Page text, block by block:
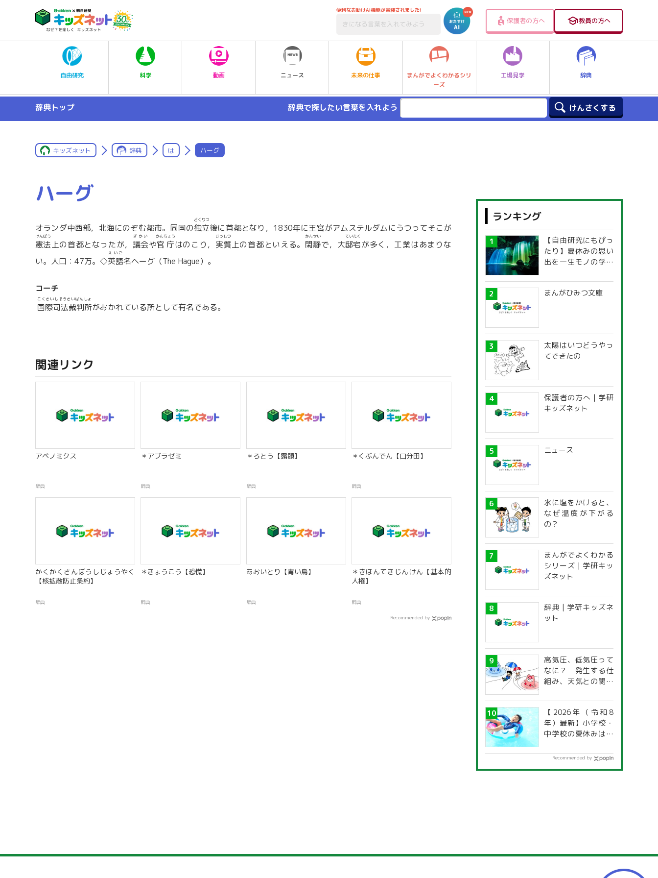
便利なお助けAI機能が実装されました!
保護者の方へ 教員の方へ
自由研究 科学 動画 ニュース 未来の仕事
まんがでよくわかるシリ
ーズ
工場見学 辞典
辞典トップ 辞典で探したい言葉を入れよう
キッズネット 辞典 は ハーグ
ハーグ
オランダ中西部，北海にのぞむ都市。同国の独立
どくりつ
後に首都となり，1830年に王宮がアムステルダムにうつってそこが
憲法
けんぽう
上の首都となったが， 議会
ぎかい
や官庁
かんちょう
はのこり， 実質
じっしつ
上の首都といえる。 閑静
かんせい
で，大邸宅
ていたく
が多く，工業はあまりな
い。人口：47万。◇英語
えいご
名ヘーグ（The Hague）。
コーチ
国際司法裁判所
こくさいしほうさいばんしょ
がおかれている所として有名である。
関連リンク
アベノミクス
辞典
＊アブラゼミ
辞典
＊ろとう【露頭】
辞典
＊くぶんでん【口分田】
辞典
かくかくさんぼうしじょうやく
【核拡散防止条約】
辞典
＊きょうこう【恐慌】
辞典
あおいとり【青い鳥】
辞典
＊きほんてきじんけん【基本的
人権】
辞典
Recommended by
ランキング
【自由研究にもぴっ
たり】夏休みの思い
出を一生モノの学び
探究ガイド
まんがひみつ文庫
太陽はいつどうやっ
てできたの
保護者の方へ | 学研
キッズネット
ニュース
氷に塩をかけると、
なぜ温度が下がる
の？
まんがでよくわかる
シリーズ | 学研キッ
ズネット
辞典 | 学研キッズネ
ット
高気圧、低気圧って
なに？ 発生する仕
組み、天気との関係
【2026年（令和8
年）最新】小学校・
中学校の夏休みはい
道府県別「夏季休暇
Recommended by